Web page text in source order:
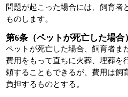
問題が起こった場合には、飼育者
ものします。
第6条（ペットが死亡した場合）
ペットが死亡した場合、飼育者ま
費用をもって直ちに火葬、埋葬を
頼することもできるが、費用は飼
負担するものとする。